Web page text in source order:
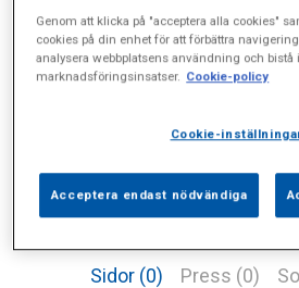
Sidor (0) Press (0)
Genom att klicka på "acceptera alla cookies"
cookies på din enhet för att förbättra
analysera webbplatsens användning och bistå
marknadsföringsinsatser. Cookie-policy
Cookie-
Acceptera endast nödvändiga